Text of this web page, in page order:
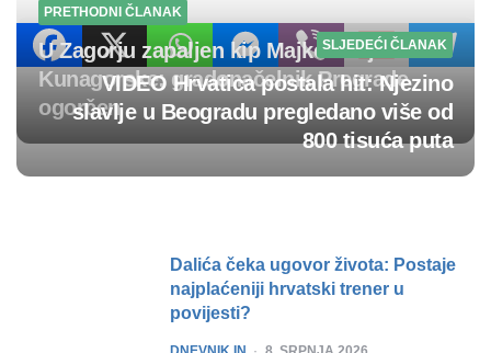
Post
PRETHODNI ČLANAK
U Zagorju zapaljen kip Majke Božje
Kunagorske; gradonačelnik Pregrade
ogorčen
SLJEDEĆI ČLANAK
VIDEO Hrvatica postala hit: Njezino
slavlje u Beogradu pregledano više od
800 tisuća puta
Dalića čeka ugovor života: Postaje
najplaćeniji hrvatski trener u
povijesti?
POSTED